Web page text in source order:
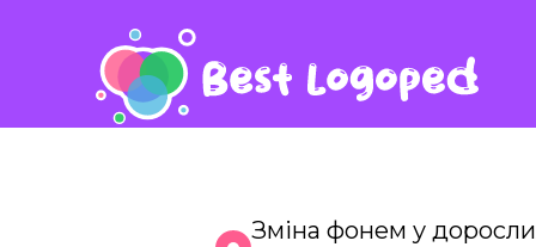
Зміна фонем у